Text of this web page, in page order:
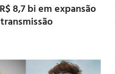
8,7 bi em expansão